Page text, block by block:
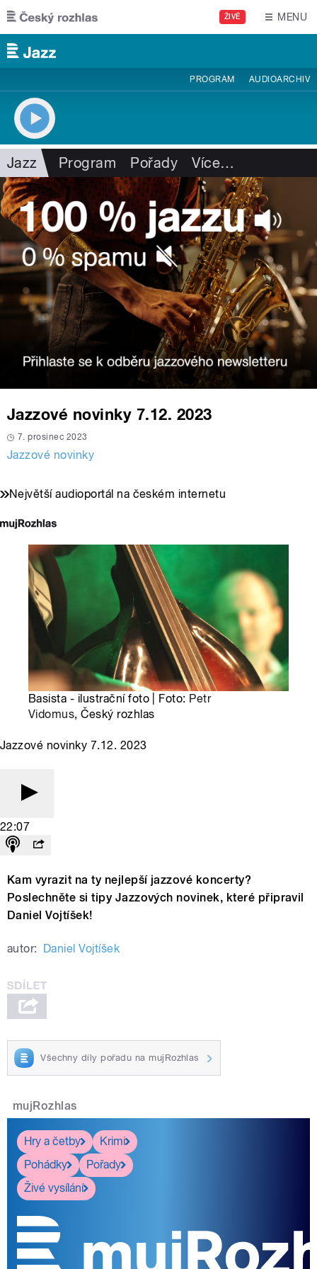
Přejít k hlavnímu obsahu
ŽIVĚ MENU
PROGRAM AUDIOARCHIV
Jazz Program Pořady Více…
Jazzové novinky 7.12. 2023
7. prosinec 2023
Jazzové novinky
Největší audioportál na českém internetu
Basista - ilustrační foto | Foto: Petr
Vidomus, Český rozhlas
Jazzové novinky 7.12. 2023
22:07
Kam vyrazit na ty nejlepší jazzové koncerty?
Poslechněte si tipy Jazzových novinek, které připravil
Daniel Vojtíšek!
autor: Daniel Vojtíšek
Všechny díly pořadu na mujRozhlas
mujRozhlas
Hry a četby
Krimi
Pohádky
Pořady
Živé vysílání